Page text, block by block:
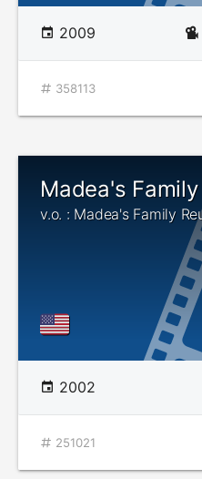
2009
358113
Madea's
v.o. : Madea's Family
2002
251021